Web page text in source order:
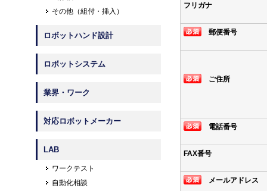
フリガナ
郵便番号
ご住所
電話番号
FAX番号
メールアドレス
その他（組付・挿入）
ロボットハンド設計
ロボットシステム
業界・ワーク
対応ロボットメーカー
LAB
ワークテスト
自動化相談